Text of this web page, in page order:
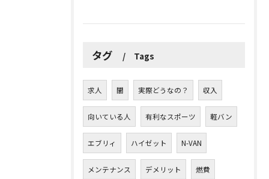
タグ Tags
求人 闇 実際どうなの？ 収入
向いている人 有利なスポーツ 軽バン
エブリィ ハイゼット N-VAN
メンテナンス デメリット 燃費